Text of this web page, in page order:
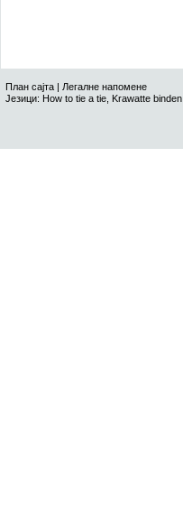
План сајта | Легалне напомене
Језици: How to tie a tie Krawatte binden